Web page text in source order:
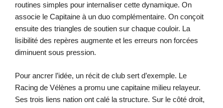
routines simples pour internaliser cette dynamique. On
associe le Capitaine à un duo complémentaire. On conçoit
ensuite des triangles de soutien sur chaque couloir. La
lisibilité des repères augmente et les erreurs non forcées
diminuent sous pression.
Pour ancrer l’idée, un récit de club sert d’exemple. Le
Racing de Vélènes a promu une capitaine milieu relayeur.
Ses trois liens nation ont calé la structure. Sur le côté droit,